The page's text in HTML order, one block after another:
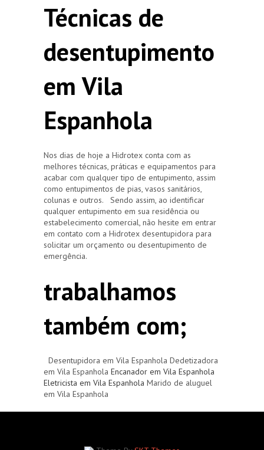
Técnicas de
desentupimento
em Vila
Espanhola
Nos dias de hoje a Hidrotex conta com as
melhores técnicas, práticas e equipamentos para
acabar com qualquer tipo de entupimento, assim
como entupimentos de pias, vasos sanitários,
colunas e outros. Sendo assim, ao identificar
qualquer entupimento em sua residência ou
estabelecimento comercial, não hesite em entrar
em contato com a Hidrotex desentupidora para
solicitar um orçamento ou desentupimento de
emergência.
trabalhamos
também com;
Desentupidora em Vila Espanhola Dedetizadora
em Vila Espanhola Encanador em Vila Espanhola
Eletricista em Vila Espanhola Marido de aluguel
em Vila Espanhola